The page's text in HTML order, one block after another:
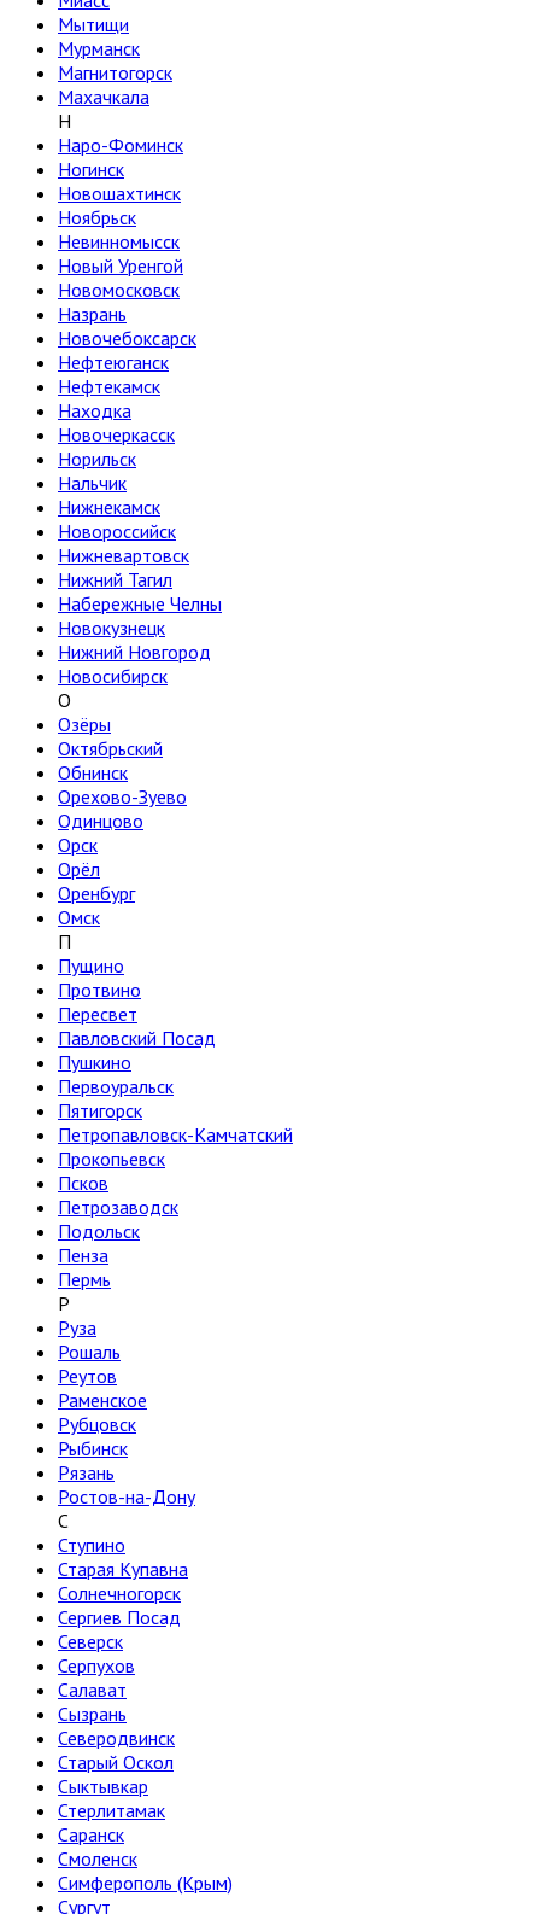
Мытищи
Мурманск
Магнитогорск
Махачкала
Н
Наро-Фоминск
Ногинск
Новошахтинск
Ноябрьск
Невинномысск
Новый Уренгой
Новомосковск
Назрань
Новочебоксарск
Нефтеюганск
Нефтекамск
Находка
Новочеркасск
Норильск
Нальчик
Нижнекамск
Новороссийск
Нижневартовск
Нижний Тагил
Набережные Челны
Новокузнецк
Нижний Новгород
Новосибирск
О
Озёры
Октябрьский
Обнинск
Орехово-Зуево
Одинцово
Орск
Орёл
Оренбург
Омск
П
Пущино
Протвино
Пересвет
Павловский Посад
Пушкино
Первоуральск
Пятигорск
Петропавловск-Камчатский
Прокопьевск
Псков
Петрозаводск
Подольск
Пенза
Пермь
Р
Руза
Рошаль
Реутов
Раменское
Рубцовск
Рыбинск
Рязань
Ростов-на-Дону
С
Ступино
Старая Купавна
Солнечногорск
Сергиев Посад
Северск
Серпухов
Салават
Сызрань
Северодвинск
Старый Оскол
Сыктывкар
Стерлитамак
Саранск
Смоленск
Симферополь (Крым)
Сургут